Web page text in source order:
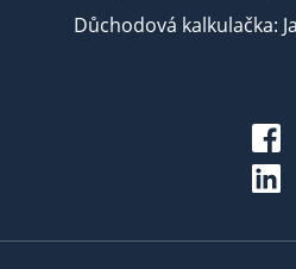
Důchodová kalkulačka: